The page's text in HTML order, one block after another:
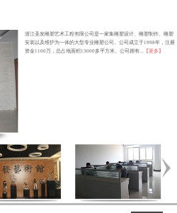
浙江圣发雕塑艺术工程有限公司是一家集雕塑设计、雕塑制作、雕塑
安装以及维护为一体的大型专业雕塑公司。公司成立于1998年，注册
资金1100万，总占地面积13000多平方米。公司拥有...
【更多】